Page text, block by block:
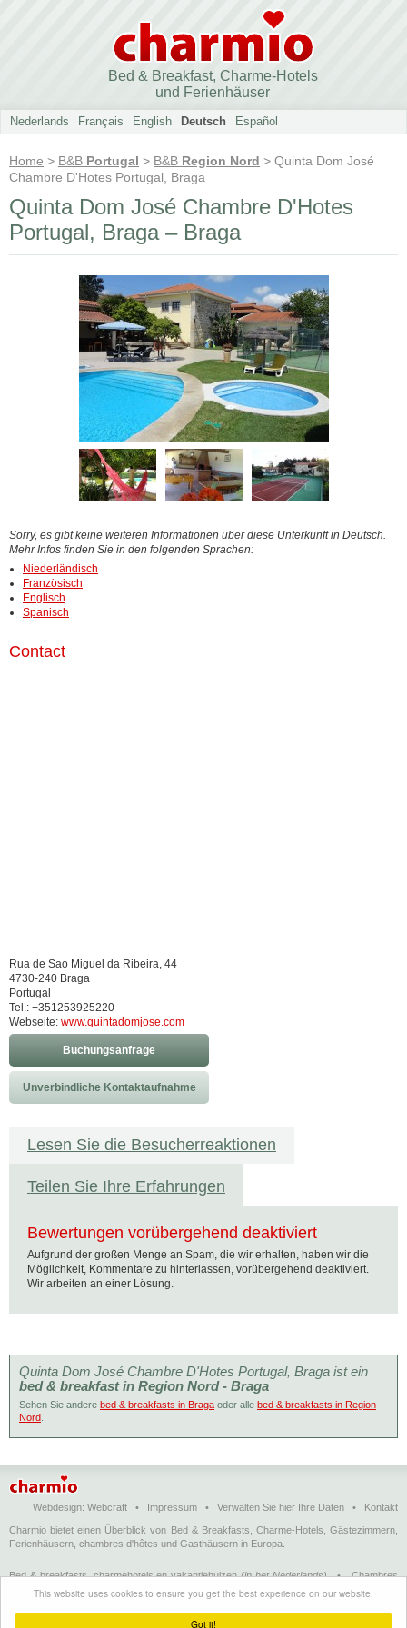
Got it!
This website uses cookies to ensure you get the best experience on our website.
Bed & Breakfast, Charme-Hotels
und Ferienhäuser
Nederlands Français English Deutsch Español
Home > B&B Portugal > B&B Region Nord > Quinta Dom José
Chambre D'Hotes Portugal, Braga
Quinta Dom José Chambre D'Hotes
Portugal, Braga – Braga
Sorry, es gibt keine weiteren Informationen über diese Unterkunft in Deutsch.
Mehr Infos finden Sie in den folgenden Sprachen:
Niederländisch
Französisch
Englisch
Spanisch
Contact
Rua de Sao Miguel da Ribeira, 44
4730-240 Braga
Portugal
Tel.: +351253925220
Webseite: www.quintadomjose.com
Buchungsanfrage
Unverbindliche Kontaktaufnahme
Lesen Sie die Besucherreaktionen
Teilen Sie Ihre Erfahrungen
Bewertungen vorübergehend deaktiviert
Aufgrund der großen Menge an Spam, die wir erhalten, haben wir die
Möglichkeit, Kommentare zu hinterlassen, vorübergehend deaktiviert.
Wir arbeiten an einer Lösung.
Quinta Dom José Chambre D'Hotes Portugal, Braga ist ein
bed & breakfast in Region Nord - Braga
Sehen Sie andere bed & breakfasts in Braga oder alle bed & breakfasts in Region
Nord
Webdesign: Webcraft • Impressum • Verwalten Sie hier Ihre Daten • Kontakt
Charmio bietet einen Überblick von Bed & Breakfasts, Charme-Hotels, Gästezimmern,
Ferienhäusern, chambres d'hôtes und Gasthäusern in Europa.
Bed & breakfasts, charmehotels en vakantiehuizen (in het Nederlands)•Chambres
d'hôtes, hôtels de charme et logements de vacances
(en français) •
breakfasts, charming hotels and holiday accommodations
Breakfast, Charme-Hotels und Ferienhäuser (auf Deutsch)•Bed & breakfast, hoteles